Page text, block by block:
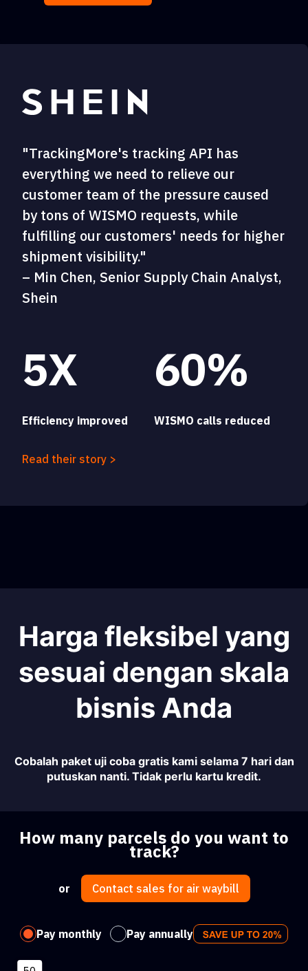
"TrackingMore's tracking API has
everything we need to relieve our
customer team of the pressure caused
by tons of WISMO requests, while
fulfilling our customers' needs for higher
shipment visibility."
– Min Chen, Senior Supply Chain Analyst,
Shein
5X
Efficiency improved
60%
WISMO calls reduced
Read their story >
Harga fleksibel yang
sesuai dengan skala
bisnis Anda
Cobalah paket uji coba gratis kami selama 7 hari dan
putuskan nanti. Tidak perlu kartu kredit.
How many parcels do you want to
track?
or Contact sales for air waybill
Pay monthly Pay annually